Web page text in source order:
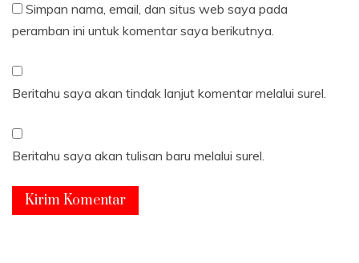
Simpan nama, email, dan situs web saya pada
peramban ini untuk komentar saya berikutnya.
Beritahu saya akan tindak lanjut komentar melalui surel.
Beritahu saya akan tulisan baru melalui surel.